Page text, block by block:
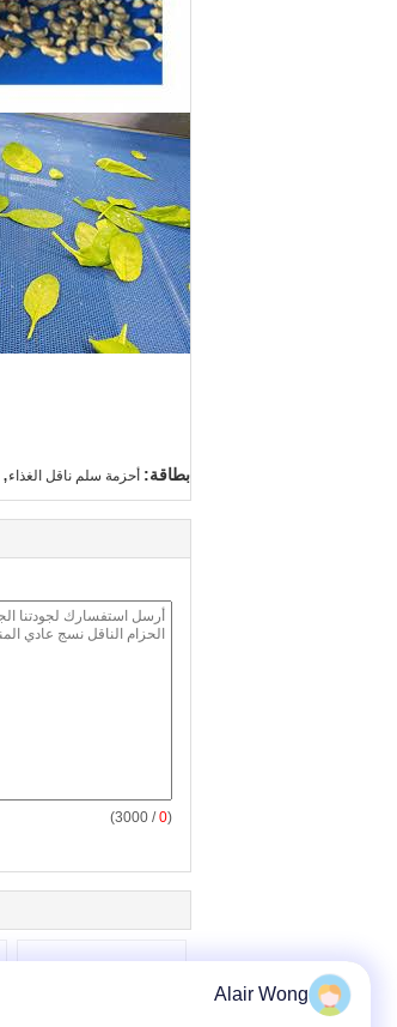
بطاقة: أحزمة سلم ناقل الغذاء,
(
0
/ 3000)
Alair Wong